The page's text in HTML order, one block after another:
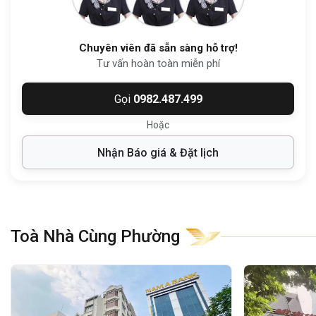
Cách Bảo hiểm Xã hội Quận 4:
Cách Chợ Xóm Chiếu: khoảng
Với vị trí trung tâm cùng khả năng kết nối
Hải Hương Office Building
lại lợi thế lớn cho các doanh nghiệp cần đặt
trụ sở gần khu hành chính và khu vực trung
2. QUY MÔ THIẾT KẾ TÒA NHÀ
được xây dựng theo phong cáchvăn
phòng hạng Chiện đại, tối ưu công năng
Chuyên viên đã sẵn sàng hỗ trợ!
Tư vấn hoàn toàn miễn phí
Gọi 0982.487.499
Hoặc
Nhận Báo giá & Đặt lịch
Toà Nhà Cùng Phường